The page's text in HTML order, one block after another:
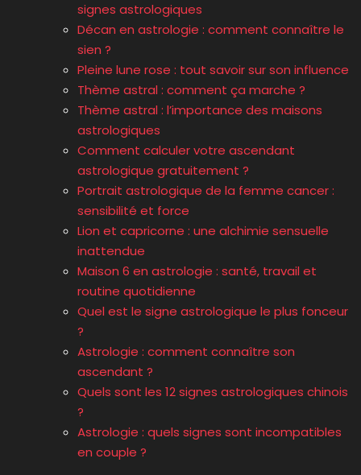
signes astrologiques
Décan en astrologie : comment connaître le
sien ?
Pleine lune rose : tout savoir sur son influence
Thème astral : comment ça marche ?
Thème astral : l’importance des maisons
astrologiques
Comment calculer votre ascendant
astrologique gratuitement ?
Portrait astrologique de la femme cancer :
sensibilité et force
Lion et capricorne : une alchimie sensuelle
inattendue
Maison 6 en astrologie : santé, travail et
routine quotidienne
Quel est le signe astrologique le plus fonceur
?
Astrologie : comment connaître son
ascendant ?
Quels sont les 12 signes astrologiques chinois
?
Astrologie : quels signes sont incompatibles
en couple ?